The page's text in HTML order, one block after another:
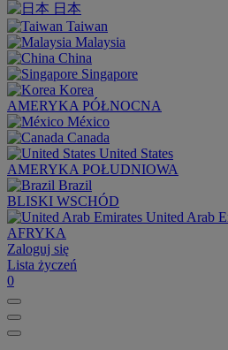
日本
Taiwan
Malaysia
China
Singapore
Korea
AMERYKA PÓŁNOCNA
México
Canada
United States
AMERYKA POŁUDNIOWA
Brazil
BLISKI WSCHÓD
United Arab
AFRYKA
Zaloguj się
Lista życzeń
0